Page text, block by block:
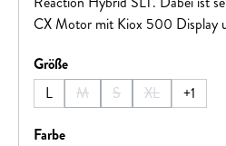
CX Motor mit Kiox 500 Display
Antrieb aus dem Hause Shimano
elektronische Gangwechsel
ACID Carbonkurbel verbaut.
hydraulische Magura Gustav Pro
Größeauswählen
L
M
(Diese Option ist zurzeit
S
(Diese Option ist
XL
(Diese Option
+1
Farbeauswählen